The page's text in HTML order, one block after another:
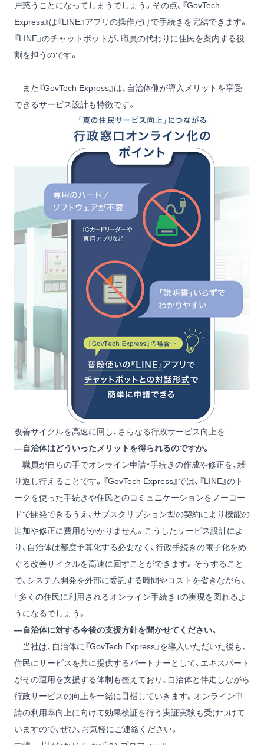
戸惑うことになってしまうでしょう。その点、『GovTech
Express』は『LINE』アプリの操作だけで手続きを完結できます。
『LINE』のチャットボットが、職員の代わりに住民を案内する役
割を担うのです。
また『GovTech Express』は、自治体側が導入メリットを享受
できるサービス設計も特徴です。
改善サイクルを高速に回し、さらなる行政サービス向上を
―自治体はどういったメリットを得られるのですか。
職員が自らの手でオンライン申請・手続きの作成や修正を、繰
り返し行えることです。『GovTech Express』では、『LINE』のト
ークを使った手続きや住民とのコミュニケーションをノーコー
ドで開発できるうえ、サブスクリプション型の契約により機能の
追加や修正に費用がかかりません。こうしたサービス設計によ
り、自治体は都度予算化する必要なく、行政手続きの電子化をめ
ぐる改善サイクルを高速に回すことができます。そうすること
で、システム開発を外部に委託する時間やコストを省きながら、
「多くの住民に利用されるオンライン手続き」の実現を図れるよ
うになるでしょう。
―自治体に対する今後の支援方針を聞かせてください。
当社は、自治体に『GovTech Express』を導入いただいた後も、
住民にサービスを共に提供するパートナーとして、エキスパート
がその運用を支援する体制も整えており、自治体と伴走しながら
行政サービスの向上を一緒に目指していきます。オンライン申
請の利用率向上に向けて効果検証を行う実証実験も受けつけて
いますので、ぜひ、お気軽にご連絡ください。